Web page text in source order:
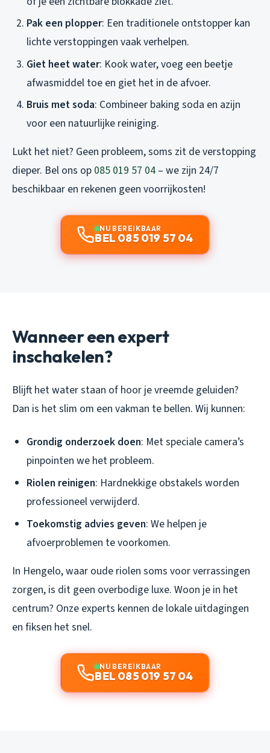
Pak een plopper: Een traditionele ontstopper kan
lichte verstoppingen vaak verhelpen.
Giet heet water: Kook water, voeg een beetje
afwasmiddel toe en giet het in de afvoer.
Bruis met soda: Combineer baking soda en azijn
voor een natuurlijke reiniging.
Lukt het niet? Geen probleem, soms zit de verstopping
dieper. Bel ons op 085 019 57 04 – we zijn 24/7
beschikbaar en rekenen geen voorrijkosten!
NU BEREIKBAAR
BEL 085 019 57 04
Wanneer een expert
inschakelen?
Blijft het water staan of hoor je vreemde geluiden?
Dan is het slim om een vakman te bellen. Wij kunnen:
Grondig onderzoek doen: Met speciale camera’s
pinpointen we het probleem.
Riolen reinigen: Hardnekkige obstakels worden
professioneel verwijderd.
Toekomstig advies geven: We helpen je
afvoerproblemen te voorkomen.
In Hengelo, waar oude riolen soms voor verrassingen
zorgen, is dit geen overbodige luxe. Woon je in het
centrum? Onze experts kennen de lokale uitdagingen
en fiksen het snel.
NU BEREIKBAAR
BEL 085 019 57 04